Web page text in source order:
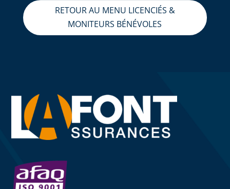
RETOUR AU MENU LICENCIÉS &
MONITEURS BÉNÉVOLES